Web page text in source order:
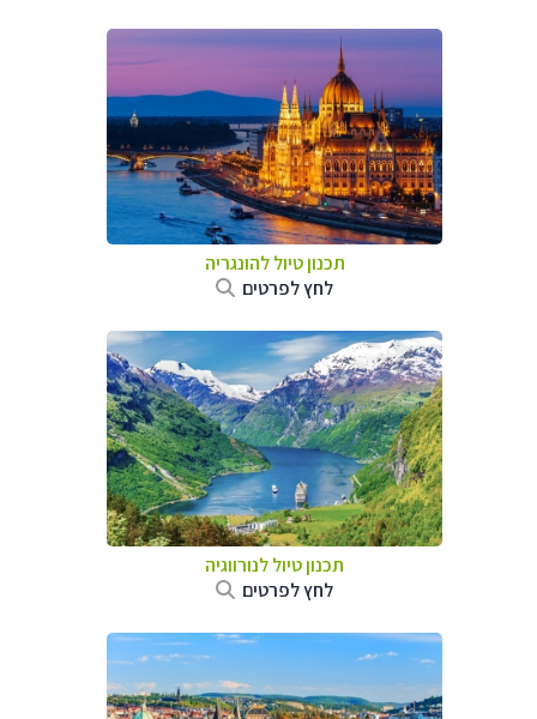
תכנון טיול להונגריה
לחץ לפרטים
תכנון טיול לנורווגיה
לחץ לפרטים